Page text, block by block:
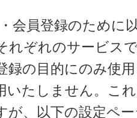
会員登録のために
れぞれのサービス
録の目的にのみ使
いたしません。こ
が、以下の設定ペ